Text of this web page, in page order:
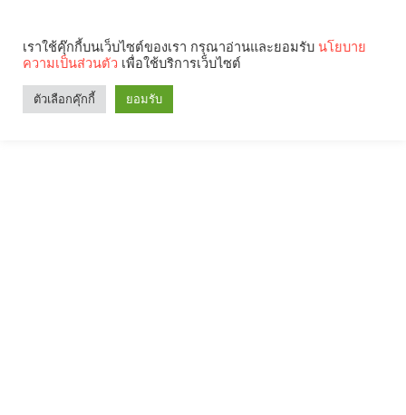
เราใช้คุ๊กกี้บนเว็บไซต์ของเรา กรุณาอ่านและยอมรับ นโยบาย
ความเป็นส่วนตัว เพื่อใช้บริการเว็บไซต์
ตัวเลือกคุ๊กกี้ ยอมรับ